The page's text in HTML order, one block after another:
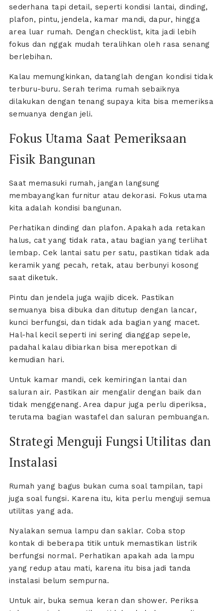
sederhana tapi detail, seperti kondisi lantai, dinding,
plafon, pintu, jendela, kamar mandi, dapur, hingga
area luar rumah. Dengan checklist, kita jadi lebih
fokus dan nggak mudah teralihkan oleh rasa senang
berlebihan.
Kalau memungkinkan, datanglah dengan kondisi tidak
terburu-buru. Serah terima rumah sebaiknya
dilakukan dengan tenang supaya kita bisa memeriksa
semuanya dengan jeli.
Fokus Utama Saat Pemeriksaan
Fisik Bangunan
Saat memasuki rumah, jangan langsung
membayangkan furnitur atau dekorasi. Fokus utama
kita adalah kondisi bangunan.
Perhatikan dinding dan plafon. Apakah ada retakan
halus, cat yang tidak rata, atau bagian yang terlihat
lembap. Cek lantai satu per satu, pastikan tidak ada
keramik yang pecah, retak, atau berbunyi kosong
saat diketuk.
Pintu dan jendela juga wajib dicek. Pastikan
semuanya bisa dibuka dan ditutup dengan lancar,
kunci berfungsi, dan tidak ada bagian yang macet.
Hal-hal kecil seperti ini sering dianggap sepele,
padahal kalau dibiarkan bisa merepotkan di
kemudian hari.
Untuk kamar mandi, cek kemiringan lantai dan
saluran air. Pastikan air mengalir dengan baik dan
tidak menggenang. Area dapur juga perlu diperiksa,
terutama bagian wastafel dan saluran pembuangan.
Strategi Menguji Fungsi Utilitas dan
Instalasi
Rumah yang bagus bukan cuma soal tampilan, tapi
juga soal fungsi. Karena itu, kita perlu menguji semua
utilitas yang ada.
Nyalakan semua lampu dan saklar. Coba stop
kontak di beberapa titik untuk memastikan listrik
berfungsi normal. Perhatikan apakah ada lampu
yang redup atau mati, karena itu bisa jadi tanda
instalasi belum sempurna.
Untuk air, buka semua keran dan shower. Periksa